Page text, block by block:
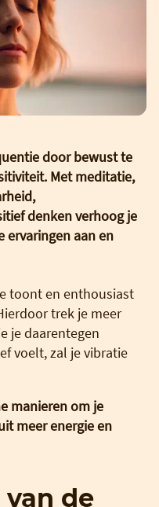
door bewust te
Met meditatie,
denken verhoog je
ervaringen aan en
toont en enthousiast
trek je meer
je daarentegen
voelt, zal je vibratie
manieren om je
meer energie en
de